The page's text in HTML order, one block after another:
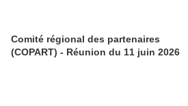
Comité régional des partenaires
(COPART) - Réunion du 11 juin 2026